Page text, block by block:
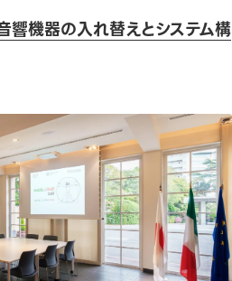
響機器の入れ替えとシステム構
システム工事